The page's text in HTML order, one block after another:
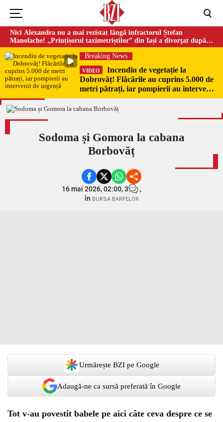
Nici Alexandra nu a mai rezistat lângă infractorul Ștefan
Manolache! „Prințișorul taximetriștilor” din Iași a divorţat după
doi ani de căsnicie
Breaking News
VIDEO
Incendiu de vegetație la
Dobrovăț! Flăcările au cuprins 5.000 de
metri pătrați, iar pompierii au intervenit
de urgență
Sodoma și Gomora la cabana
Borbovăț
16 mai 2026, 02:00,3
,
în BURSA BARFELOR
Urmărește BZI pe Google
Adaugă-ne ca sursă preferată în Google
Tot v-au povestit babele pe aici câte ceva despre ce se